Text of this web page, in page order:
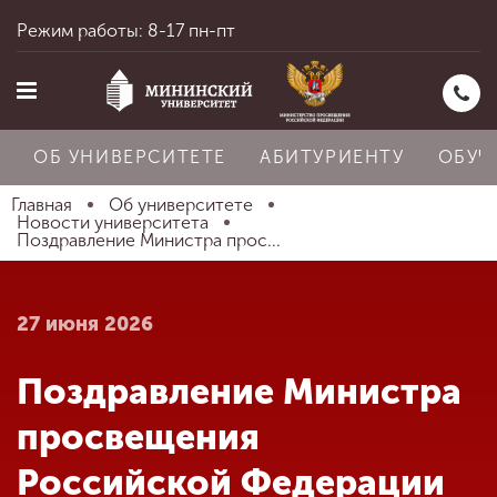
Главная
Абитуриенту
Режим работы: 8-17 пн-пт
ОБ УНИВЕРСИТЕТЕ АБИТУРИЕНТУ
Главная
Об университете
Новости университета
Поздравление Министра прос...
27 июня 2026
Поздравление Министра
просвещения
Российской Федерации